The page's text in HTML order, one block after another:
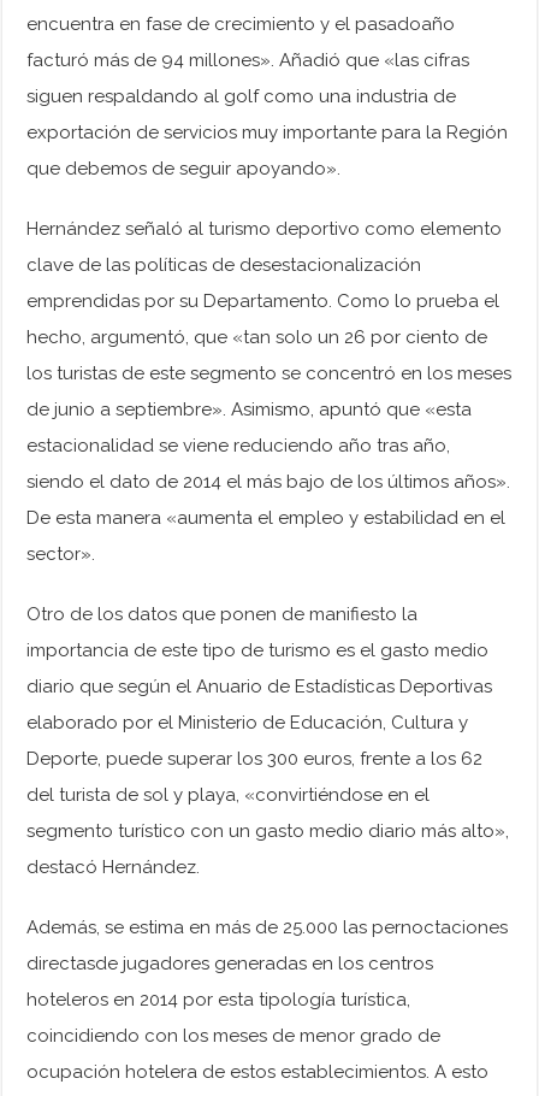
encuentra en fase de crecimiento y el pasadoaño
facturó más de 94 millones». Añadió que «las cifras
siguen respaldando al golf como una industria de
exportación de servicios muy importante para la Región
que debemos de seguir apoyando».
Hernández señaló al turismo deportivo como elemento
clave de las políticas de desestacionalización
emprendidas por su Departamento. Como lo prueba el
hecho, argumentó, que «tan solo un 26 por ciento de
los turistas de este segmento se concentró en los meses
de junio a septiembre». Asimismo, apuntó que «esta
estacionalidad se viene reduciendo año tras año,
siendo el dato de 2014 el más bajo de los últimos años».
De esta manera «aumenta el empleo y estabilidad en el
sector».
Otro de los datos que ponen de manifiesto la
importancia de este tipo de turismo es el gasto medio
diario que según el Anuario de Estadísticas Deportivas
elaborado por el Ministerio de Educación, Cultura y
Deporte, puede superar los 300 euros, frente a los 62
del turista de sol y playa, «convirtiéndose en el
segmento turístico con un gasto medio diario más alto»,
destacó Hernández.
Además, se estima en más de 25.000 las pernoctaciones
directasde jugadores generadas en los centros
hoteleros en 2014 por esta tipología turística,
coincidiendo con los meses de menor grado de
ocupación hotelera de estos establecimientos. A esto